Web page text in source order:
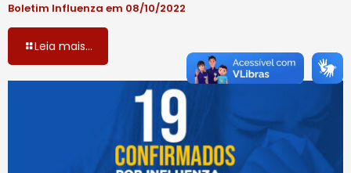
Boletim Influenza em 08/10/2022
Leia mais...